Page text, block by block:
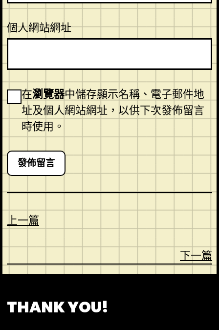
個人網站網址
在瀏覽器中儲存顯示名稱、電子郵件地
址及個人網站網址，以供下次發佈留言
時使用。
上一篇
下一篇
THANK YOU!